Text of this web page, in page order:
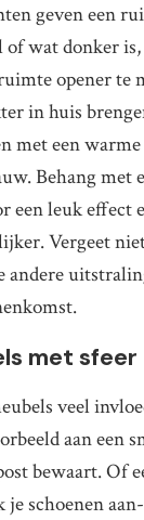
geven een
of wat donker
opener te
in huis
met een
Behang met
een leuk effect
Vergeet
andere
met sfeer
veel
aan een
bewaart. Of
schoenen